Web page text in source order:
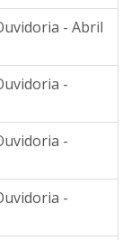
- Abril
-
-
-